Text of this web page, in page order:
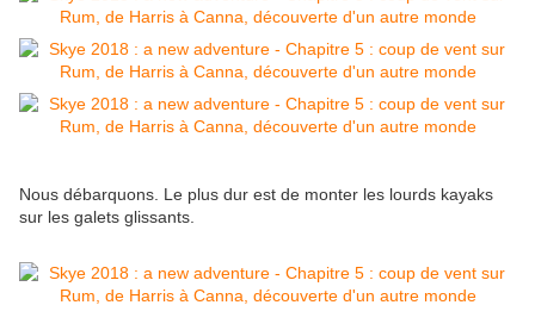
Nous débarquons. Le plus dur est de monter les lourds kayaks
sur les galets glissants.